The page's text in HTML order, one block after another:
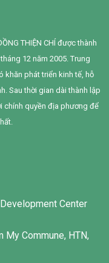
THIỆN CHÍ được thành
12 năm 2005. Trung
khăn phát triển kinh tế, hỗ
Sau thời gian dài thành lập
chính quyền địa phương để
Center
My Commune, HTN,